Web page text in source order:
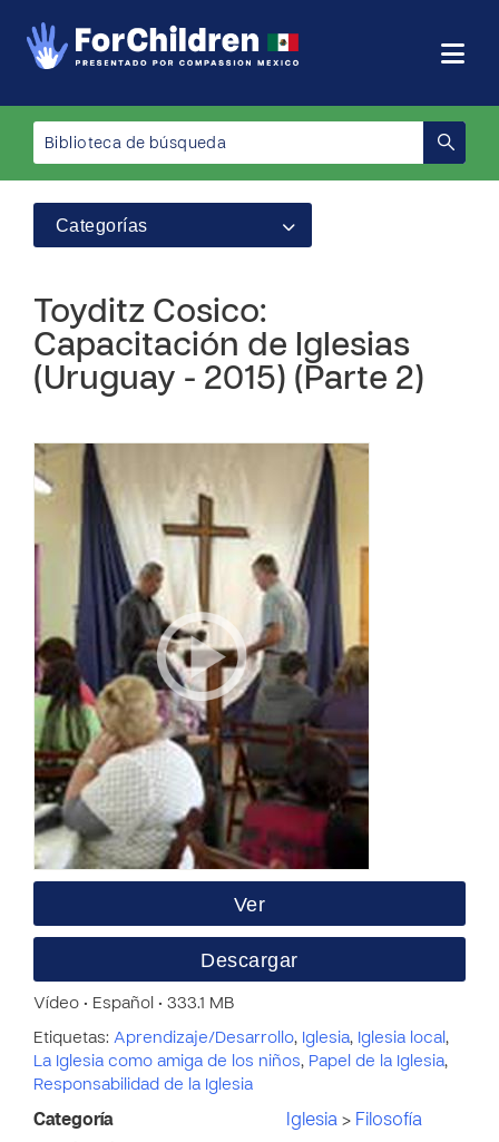
Categorías
Toyditz Cosico:
Capacitación de Iglesias
(Uruguay - 2015) (Parte 2)
Ver
Descargar
Vídeo • Español • 333.1 MB
Etiquetas: Aprendizaje/Desarrollo, Iglesia, Iglesia local ,
La Iglesia como amiga de los niños, Papel de la Iglesia,
Responsabilidad de la Iglesia
Categoría Iglesia > Filosofía